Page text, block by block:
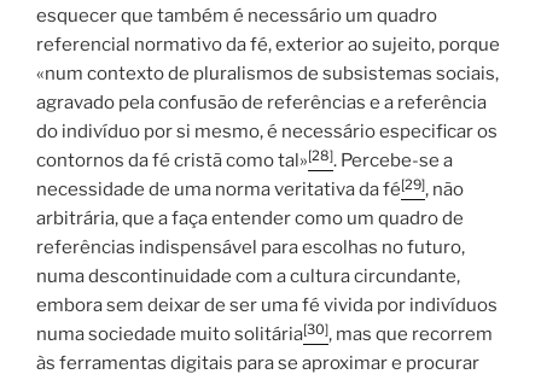
esquecer que também é necessário um quadro
referencial normativo da fé, exterior ao sujeito, porque
«num contexto de pluralismos de subsistemas sociais,
agravado pela confusão de referências e a referência
do indivíduo por si mesmo, é necessário especificar os
contornos da fé cristã como tal»[28]. Percebe-se a
necessidade de uma norma veritativa da fé[29], não
arbitrária, que a faça entender como um quadro de
referências indispensável para escolhas no futuro,
numa descontinuidade com a cultura circundante,
embora sem deixar de ser uma fé vivida por indivíduos
numa sociedade muito solitária[30], mas que recorrem
às ferramentas digitais para se aproximar e procurar